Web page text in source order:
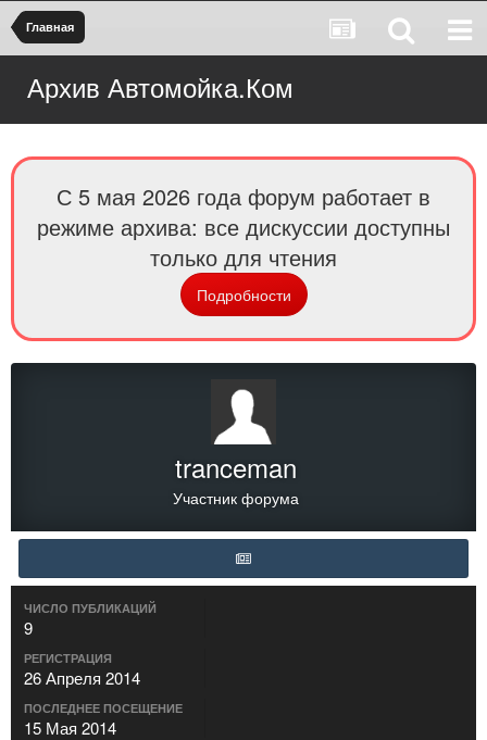
Главная
Архив Автомойка.Ком
С 5 мая 2026 года форум работает в
режиме архива: все дискуссии доступны
только для чтения
Подробности
tranceman
Участник форума
ЧИСЛО ПУБЛИКАЦИЙ
9
РЕГИСТРАЦИЯ
26 Апреля 2014
ПОСЛЕДНЕЕ ПОСЕЩЕНИЕ
15 Мая 2014